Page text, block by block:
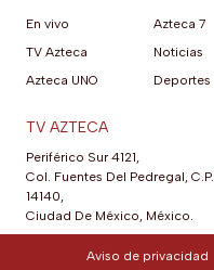
En vivo
TV Azteca
Azteca UNO
Azteca 7
Noticias
Deportes
TV AZTECA
Periférico Sur 4121,
Col. Fuentes Del Pedregal, C.P.
14140,
Ciudad De México, México.
Aviso de privacidad